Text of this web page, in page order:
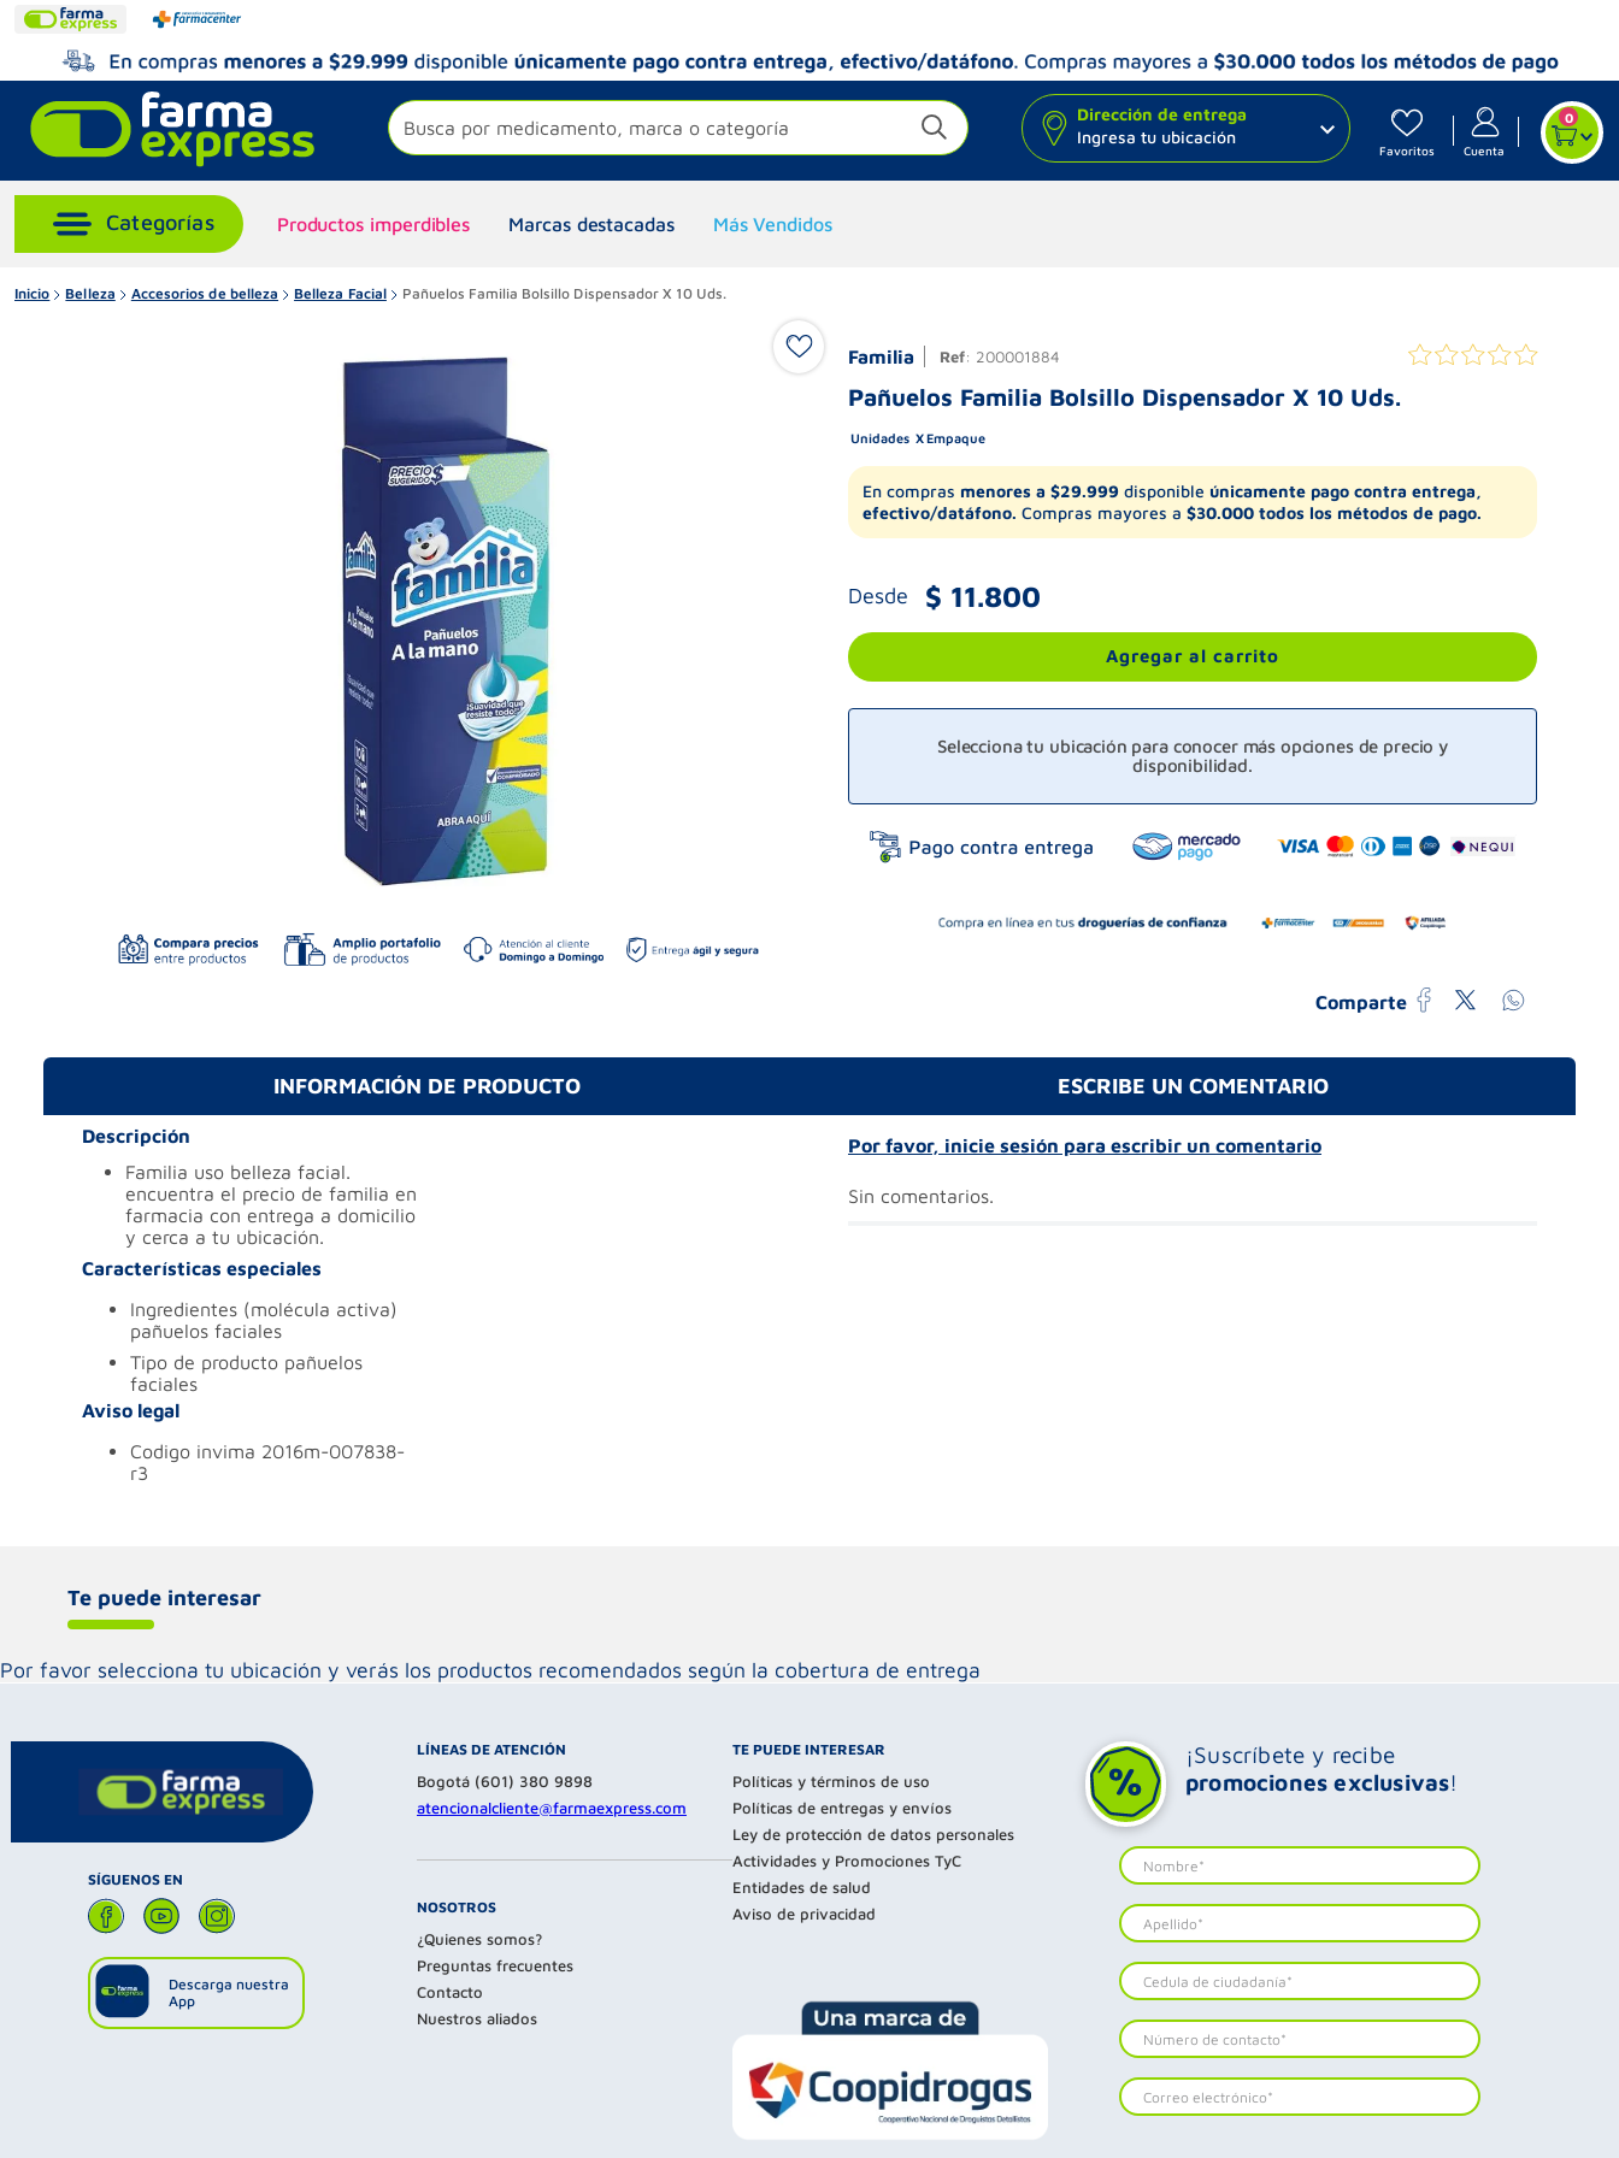
Busca por medicamento, marca o categoría
Dirección de entrega
Ingresa tu ubicación
Favoritos Cuenta
0
Productos imperdibles Marcas destacadas Más Vendidos
Inicio Belleza Accesorios de belleza Belleza Facial Pañuelos Familia Bolsillo Dispensador X 10 Uds.
Familia Ref: 200001884
Pañuelos Familia Bolsillo Dispensador X 10 Uds.
Unidades Empaque
En compras menores a $29.999 disponible únicamente pago contra entrega,
efectivo/datáfono. Compras mayores a $30.000 todos los métodos de pago.
Desde $ 11.800
Agregar al carrito
Selecciona tu ubicación para conocer más opciones de precio y
disponibilidad.
Comparte
INFORMACIÓN DE PRODUCTO
Descripción
familia uso belleza facial.
encuentra el precio de familia en
farmacia con entrega a domicilio
y cerca a tu ubicación.
Características especiales
ingredientes (molécula activa)
pañuelos faciales
tipo de producto pañuelos
faciales
Aviso legal
codigo invima 2016m-007838-
r3
ESCRIBE UN COMENTARIO
Por favor, inicie sesión para escribir un comentario
Sin comentarios.
Te puede interesar
Por favor selecciona tu ubicación y verás los productos recomendados según la cobertura de entrega
SÍGUENOS EN
Descarga nuestra
App
LÍNEAS DE ATENCIÓN
Bogotá (601) 380 9898
atencionalcliente@farmaexpress.com
NOSOTROS
¿Quienes somos?
Preguntas frecuentes
Contacto
Nuestros aliados
TE PUEDE INTERESAR
Políticas y términos de uso
Políticas de entregas y envíos
Ley de protección de datos personales
Actividades y Promociones TyC
Entidades de salud
Aviso de privacidad
¡Suscríbete y recibe
promociones exclusivas!